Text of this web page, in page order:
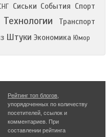
Сиськи События Спорт
Технологии Транспорт
Штуки Экономика Юмор
Рейтинг топ блогов
упорядоченных по количеству
посетителей, ссылок и
комментариев. При
составлении рейтинга